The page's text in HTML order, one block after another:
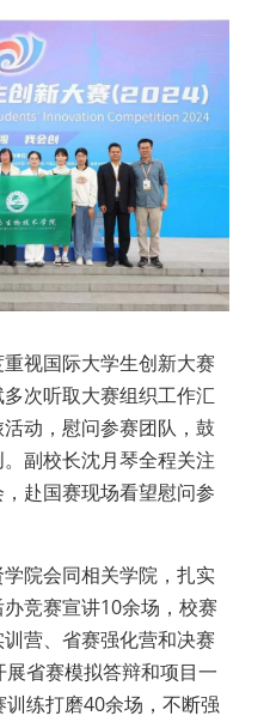
视国际大学生创新大赛
次听取大赛组织工作汇
动，慰问参赛团队，鼓
副校长沈月琴全程关注
赴国赛现场看望慰问参
院会同相关学院，扎实
竞赛宣讲10余场，校赛
营、省赛强化营和决赛
省赛模拟答辩和项目一
练打磨40余场，不断强